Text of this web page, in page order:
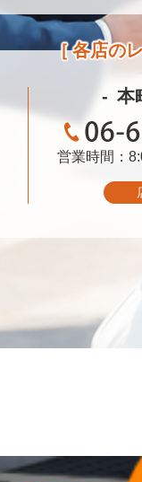
各店の
本
営業時間：